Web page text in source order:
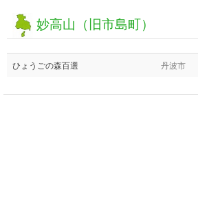
妙高山（旧市島町）
ひょうごの森百選 丹波市